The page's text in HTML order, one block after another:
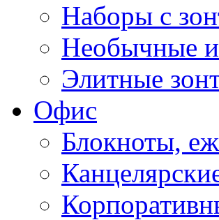
Наборы с
Необычные
Элитные
Офис
Блокноты,